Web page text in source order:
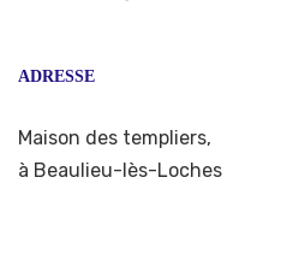
ADRESSE
Maison des templiers,
à Beaulieu-lès-Loches